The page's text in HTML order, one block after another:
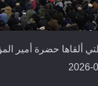
ألقاها حضرة أمير